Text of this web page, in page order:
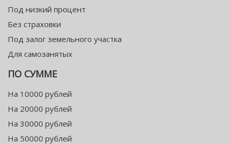
Под низкий процент
Без страховки
Под залог земельного участка
Для самозанятых
ПО СУММЕ
На 10000 рублей
На 20000 рублей
На 30000 рублей
На 50000 рублей